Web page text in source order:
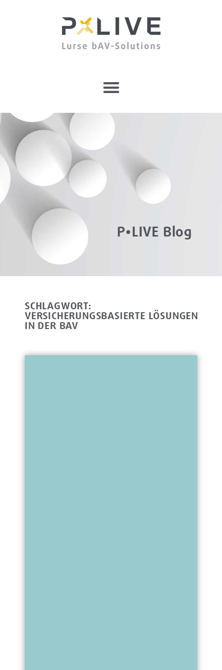
P•LIVE Blog
SCHLAGWORT:
VERSICHERUNGSBASIERTE LÖSUNGEN
IN DER BAV